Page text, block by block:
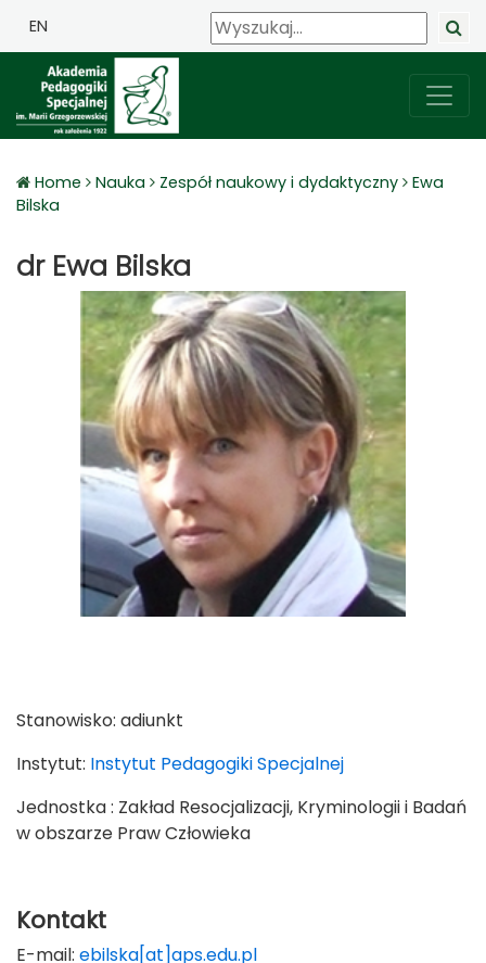
EN
Home Nauka Zespół naukowy i dydaktyczny
Ewa
Bilska
dr Ewa Bilska
Stanowisko: adiunkt
Instytut: Instytut Pedagogiki Specjalnej
Jednostka : Zakład Resocjalizacji, Kryminologii i Badań
w obszarze Praw Człowieka
Kontakt
E-mail: ebilska[at]aps.edu.pl